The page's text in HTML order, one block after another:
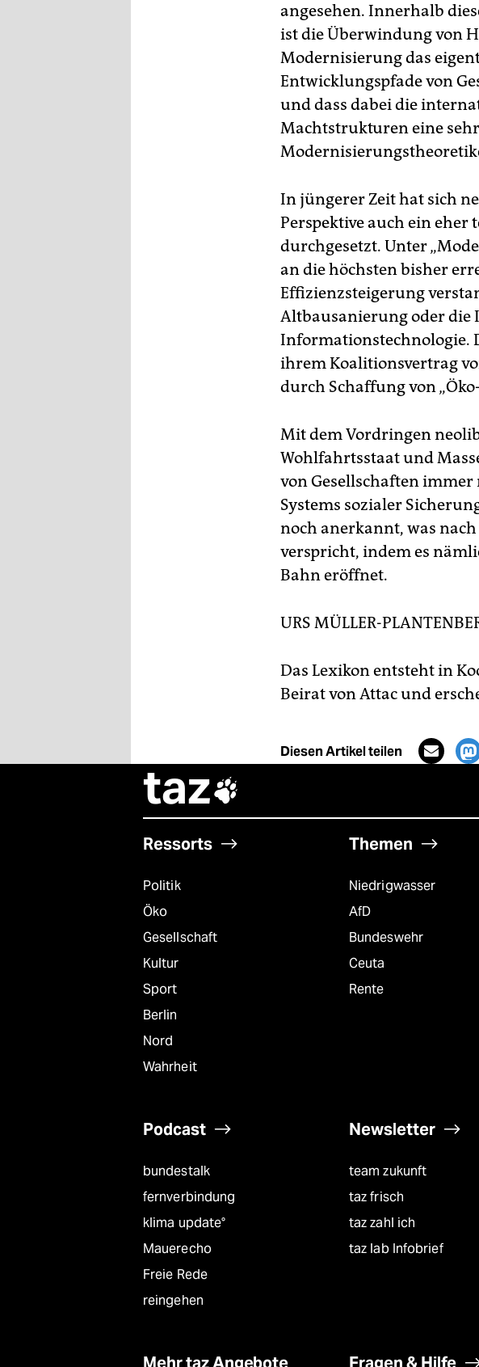
angesehen. Innerhalb
ist die Überwindung von
Modernisierung das
Entwicklungspfade von
und dass dabei die
Machtstrukturen eine
In jüngerer Zeit hat sich
Perspektive auch ein eher
durchgesetzt. Unter
an die höchsten bisher
Effizienzsteigerung
Altbausanierung oder
Informationstechnologie.
ihrem Koalitionsvertrag
durch Schaffung von
Mit dem Vordringen
Wohlfahrtsstaat und
von Gesellschaften
Systems sozialer
noch anerkannt, was
verspricht, indem es
Bahn eröffnet.
URS MÜLLER-
Das Lexikon entsteht in
Beirat von Attac und
Diesen Artikel teilen
taz
Ressorts
Politik
Öko
Gesellschaft
Kultur
Sport
Berlin
Nord
Wahrheit
Themen
Niedrigwasser
AfD
Bundeswehr
Ceuta
Rente
Podcast
bundestalk
fernverbindung
klima update°
Mauerecho
Freie Rede
reingehen
Newsletter
team zukunft
taz frisch
taz zahl ich
taz lab Infobrief